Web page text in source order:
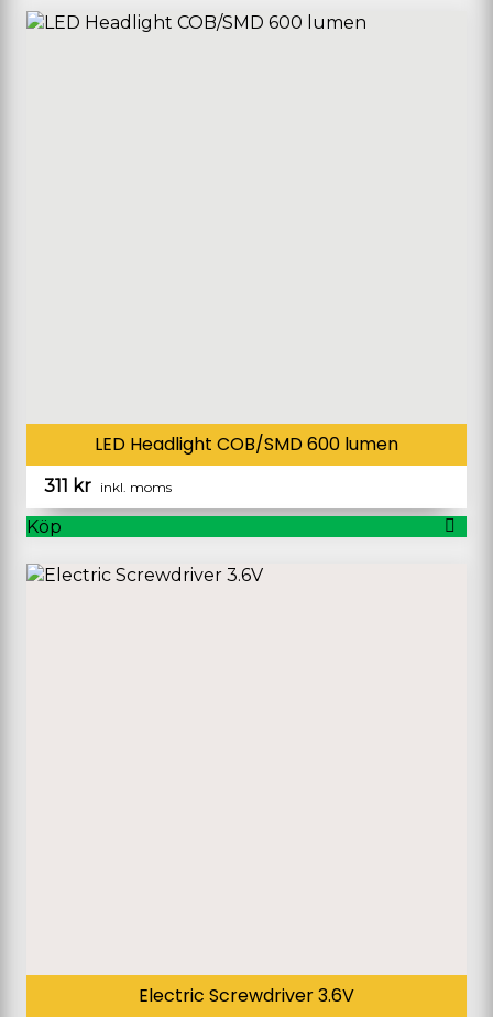
LED Headlight COB/SMD 600 lumen
311 kr inkl. moms
Köp
Electric Screwdriver 3.6V